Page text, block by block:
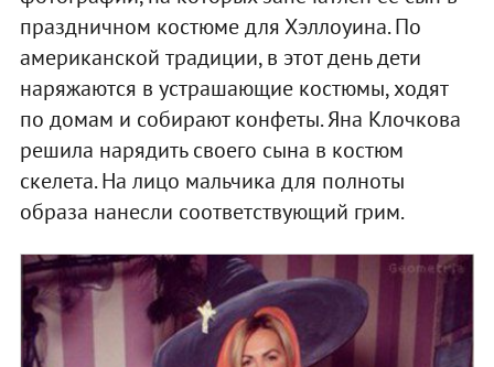
праздничном костюме для Хэллоуина. По
американской традиции, в этот день дети
наряжаются в устрашающие костюмы, ходят
по домам и собирают конфеты. Яна Клочкова
решила нарядить своего сына в костюм
скелета. На лицо мальчика для полноты
образа нанесли соответствующий грим.